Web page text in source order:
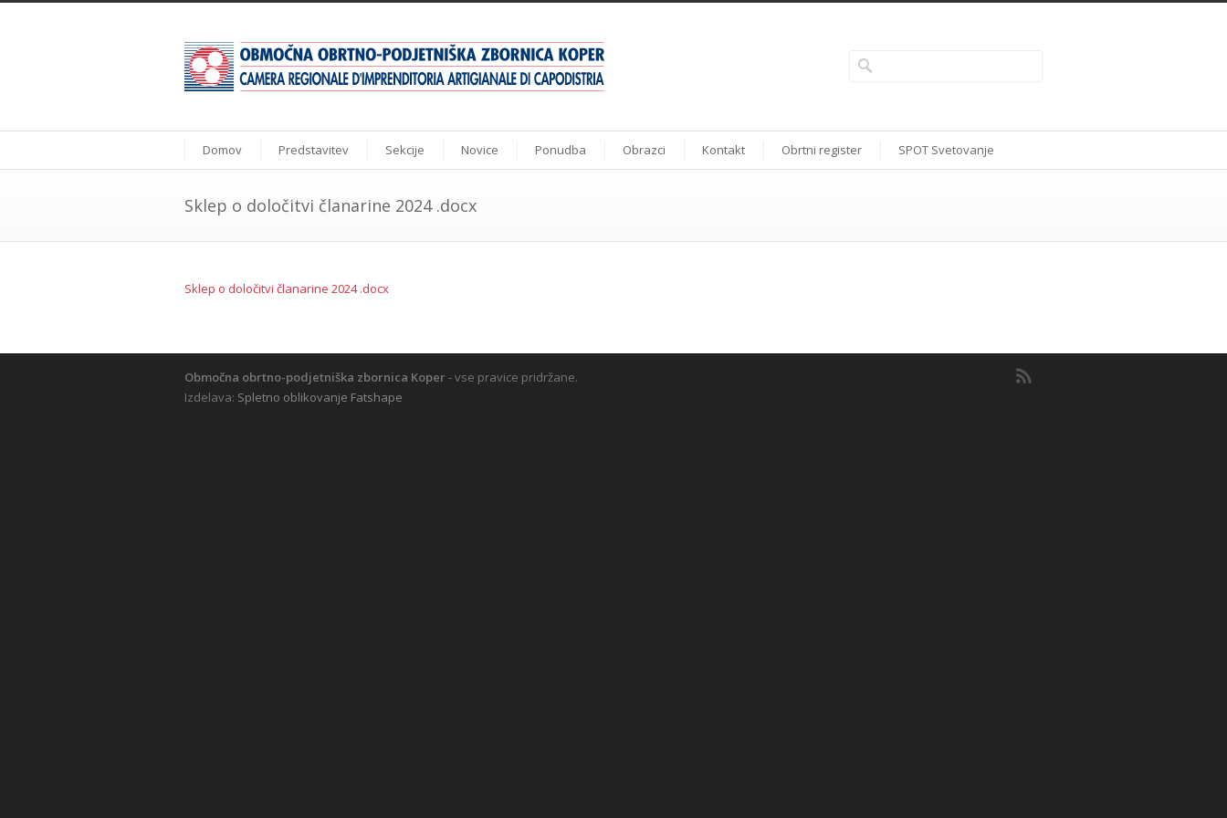
Domov Predstavitev Sekcije Novice Ponudba Obrazci Kontakt Obrtni register SPOT Svetovanje
Sklep o določitvi članarine 2024 .docx
Sklep o določitvi članarine 2024 .docx
Območna obrtno-podjetniška zbornica Koper - vse pravice pridržane.
Izdelava: Spletno oblikovanje Fatshape